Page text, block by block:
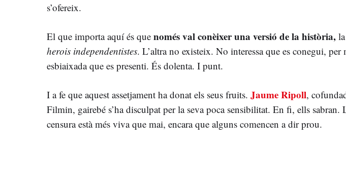
s’ofereix.
El que importa aquí és que només val conèixer una versió de la història,
herois independentistes. L’altra no existeix. No interessa que es conegui, per
esbiaixada que es presenti. És dolenta. I punt.
I a fe que aquest assetjament ha donat els seus fruits. Jaume Ripoll,
Filmin, gairebé s’ha disculpat per la seva poca sensibilitat. En fi, ells sabran.
censura està més viva que mai, encara que alguns comencen a dir prou.